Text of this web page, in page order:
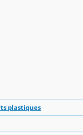
plastiques